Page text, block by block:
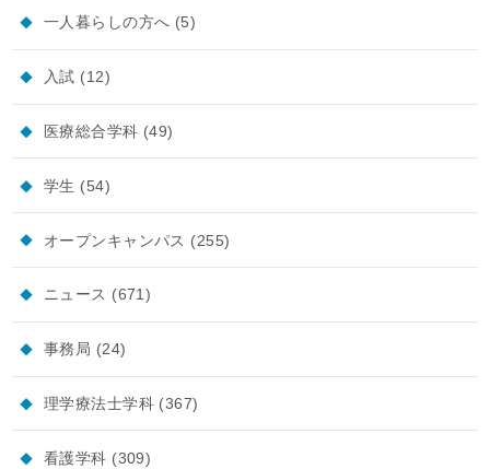
一人暮らしの方へ (5)
入試 (12)
医療総合学科 (49)
学生 (54)
オープンキャンパス (255)
ニュース (671)
事務局 (24)
理学療法士学科 (367)
看護学科 (309)